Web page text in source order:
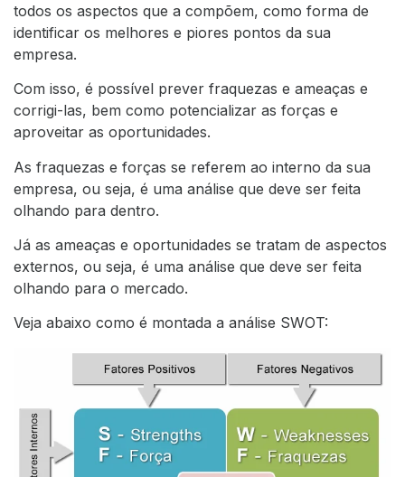
todos os aspectos que a compõem, como forma de
identificar os melhores e piores pontos da sua
empresa.
Com isso, é possível prever fraquezas e ameaças e
corrigi-las, bem como potencializar as forças e
aproveitar as oportunidades.
As fraquezas e forças se referem ao interno da sua
empresa, ou seja, é uma análise que deve ser feita
olhando para dentro.
Já as ameaças e oportunidades se tratam de aspectos
externos, ou seja, é uma análise que deve ser feita
olhando para o mercado.
Veja abaixo como é montada a análise SWOT: